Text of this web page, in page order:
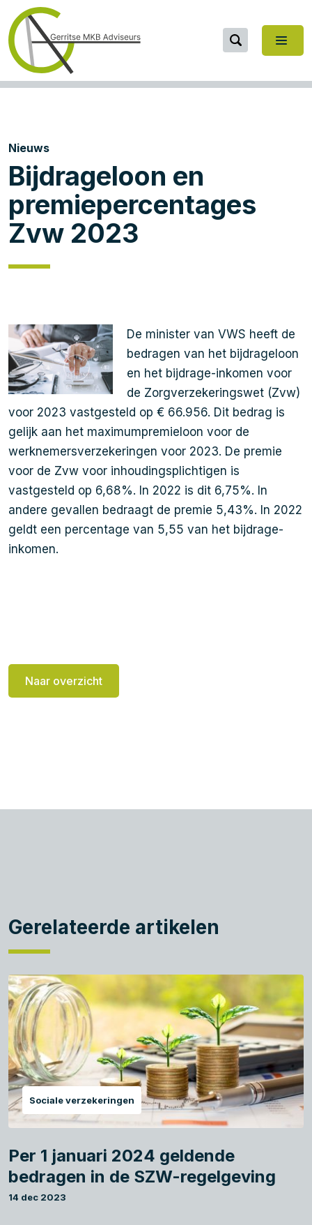
Nieuws
Bijdrageloon en
premiepercentages
Zvw 2023
De minister van VWS heeft de
bedragen van het bijdrageloon
en het bijdrage-inkomen voor
de Zorgverzekeringswet (Zvw)
voor 2023 vastgesteld op € 66.956. Dit bedrag is
gelijk aan het maximumpremieloon voor de
werknemersverzekeringen voor 2023. De premie
voor de Zvw voor inhoudingsplichtigen is
vastgesteld op 6,68%. In 2022 is dit 6,75%. In
andere gevallen bedraagt de premie 5,43%. In 2022
geldt een percentage van 5,55 van het bijdrage-
inkomen.
Naar overzicht
Gerelateerde artikelen
Sociale verzekeringen
Per 1 januari 2024 geldende
bedragen in de SZW-regelgeving
14 dec 2023